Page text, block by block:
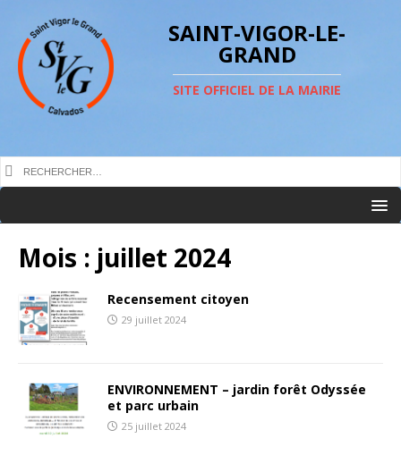
SAINT-VIGOR-LE-
GRAND
SITE OFFICIEL DE LA MAIRIE
Mois : juillet 2024
Recensement citoyen
29 juillet 2024
ENVIRONNEMENT – jardin forêt Odyssée
et parc urbain
25 juillet 2024